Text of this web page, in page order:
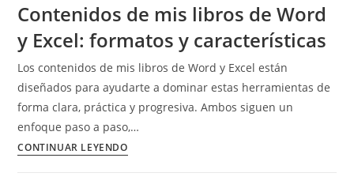
automáticamente
en
Contenidos de mis libros de Word
y Excel: formatos y características
Los contenidos de mis libros de Word y Excel están
diseñados para ayudarte a dominar estas herramientas de
forma clara, práctica y progresiva. Ambos siguen un
enfoque paso a paso,…
CONTINUAR LEYENDOContenidos